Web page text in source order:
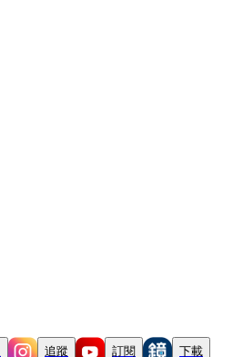
追蹤 訂閱 下載